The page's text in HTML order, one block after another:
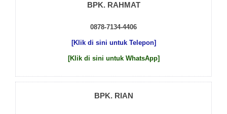
BPK. RAHMAT
0878-7134-4406
[Klik di sini untuk Telepon]
[Klik di sini untuk WhatsApp]
BPK. RIAN